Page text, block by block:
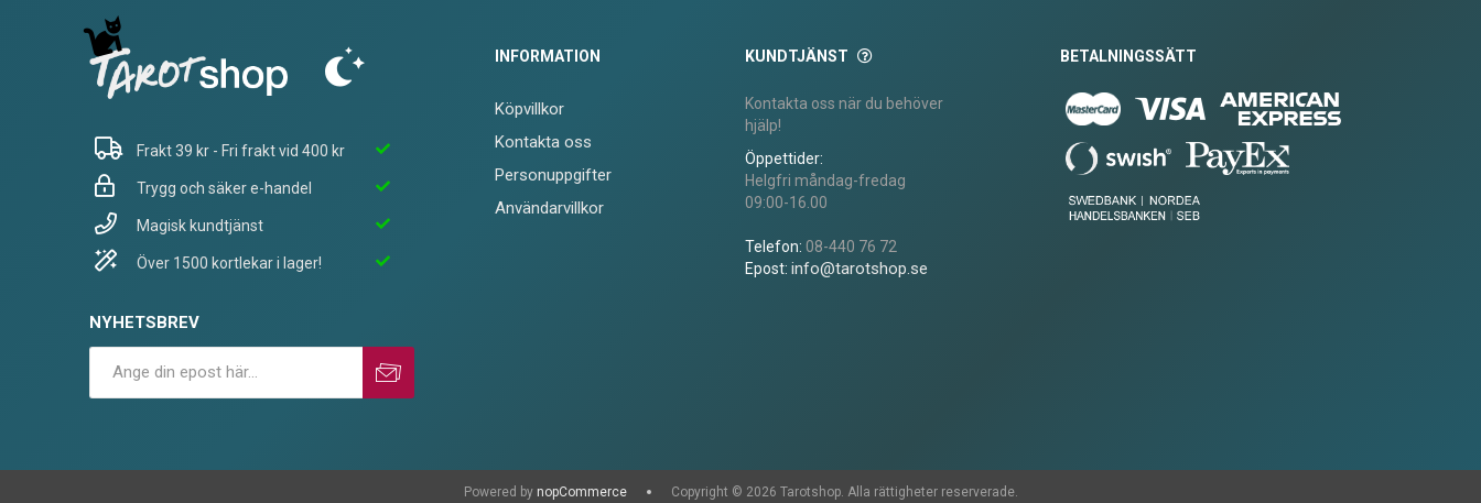
Frakt 39 kr - Fri frakt vid 400 kr
Trygg och säker e-handel
Magisk kundtjänst
Över 1500 kortlekar i lager!
NYHETSBREV
INFORMATION
Köpvillkor
Kontakta oss
Personuppgifter
Användarvillkor
KUNDTJÄNST
Kontakta oss när du behöver
hjälp!
Öppettider:
Helgfri måndag-fredag
09:00-16.00
Telefon: 08-440 76 72
Epost: info@tarotshop.se
BETALNINGSSÄTT
Powered by nopCommerce Copyright © 2026 Tarotshop. Alla rättigheter reserverade.